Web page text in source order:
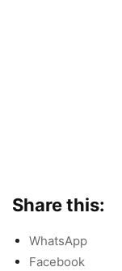
Share this:
WhatsApp
Facebook